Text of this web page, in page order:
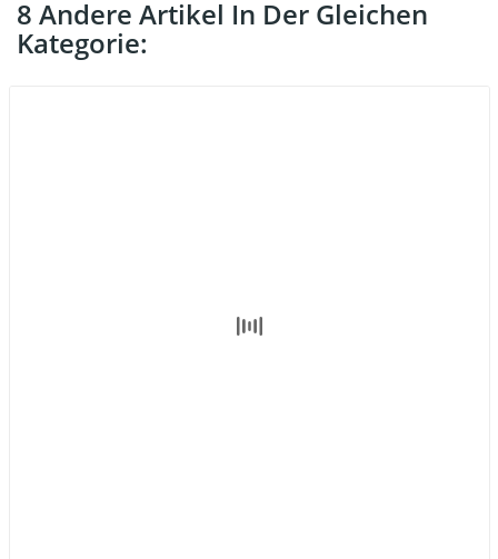
8 Andere Artikel In Der Gleichen
Kategorie: